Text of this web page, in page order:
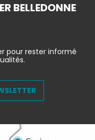
BELLEDONNE
pour rester informé